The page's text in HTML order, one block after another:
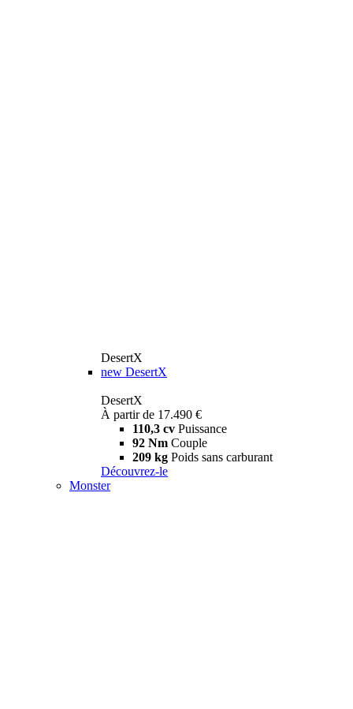
DesertX
new DesertX
DesertX
À partir de 17.490 €
110,3 cv Puissance
92 Nm Couple
209 kg Poids sans carburant
Découvrez-le
Monster